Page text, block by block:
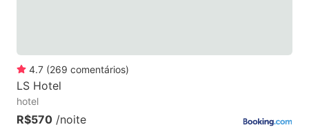
4.7 (269 comentários)
LS Hotel
hotel
R$570 /noite